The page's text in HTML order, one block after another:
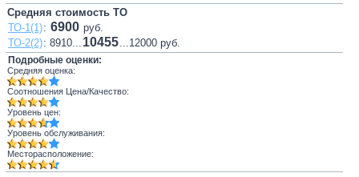
Средняя стоимость ТО
ТО-1(1): 6900 руб.
ТО-2(2): 8910... 10455...12000 руб.
Подробные оценки:
Средняя оценка:
Соотношения Цена/Качество:
Уровень цен:
Уровень обслуживания:
Месторасположение: